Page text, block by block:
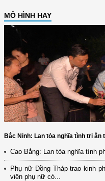
MÔ HÌNH HAY
Bắc Ninh: Lan tỏa nghĩa tình tri
Cao Bằng: Lan tỏa nghĩa tình
Phụ nữ Đồng Tháp trao kinh
viên phụ nữ có...